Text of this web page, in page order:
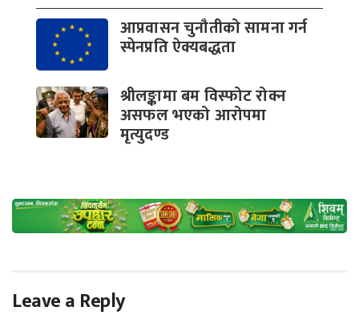
आप्रवासन चुनौतीको सामना गर्न
स्पेनप्रति ऐक्यबद्धता
श्रीलङ्कामा बम विस्फोट रोक्न
असफल भएको आरोपमा
मृत्युदण्ड
Leave a Reply